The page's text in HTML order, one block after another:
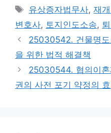
Tags
유상증자법무사,재
변호사, 토지인도소송,
25030542. 건물명
을 위한 법적 해결책
25030544. 협의이
권의 사전 포기 약정의